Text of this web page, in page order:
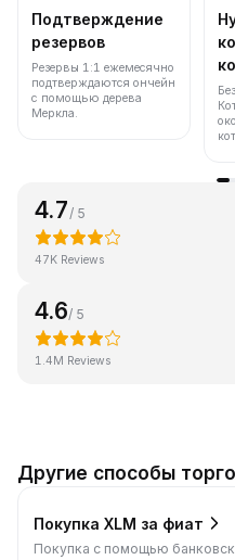
Подтверждение
резервов
Резервы 1:1 ежемесячно
подтверждаются ончейн
с помощью дерева
Меркла.
4.7 / 5
47K Reviews
4.6/ 5
1.4M Reviews
Другие способы
Покупка XLM за фиат
Покупка с помощью